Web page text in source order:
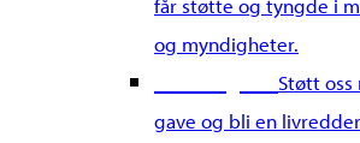
får støtte og tyngde i
og myndigheter.
Støtt
gave og bli en